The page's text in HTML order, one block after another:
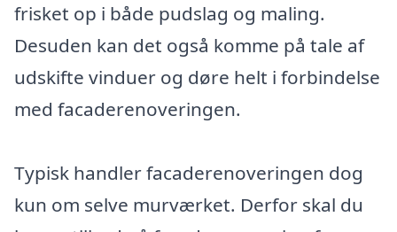
frisket op i både pudslag og maling.
Desuden kan det også komme på tale af
udskifte vinduer og døre helt i forbindelse
med facaderenoveringen.
Typisk handler facaderenoveringen dog
kun om selve murværket. Derfor skal du